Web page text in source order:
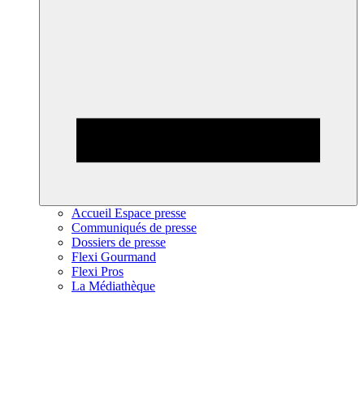
Accueil Espace presse
Communiqués de presse
Dossiers de presse
Flexi Gourmand
Flexi Pros
La Médiathèque